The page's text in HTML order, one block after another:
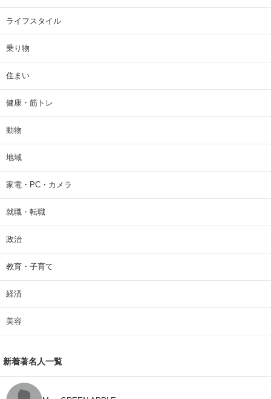
ライフスタイル
乗り物
住まい
健康・筋トレ
動物
地域
家電・PC・カメラ
就職・転職
政治
教育・子育て
経済
美容
新着著名人一覧